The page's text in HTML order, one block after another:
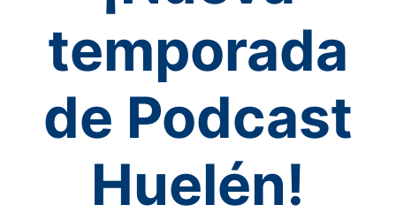
temporada
de Podcast
Huelén!